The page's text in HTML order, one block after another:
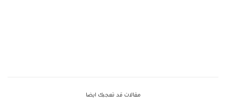
مقالات قد تعجبك ايضا